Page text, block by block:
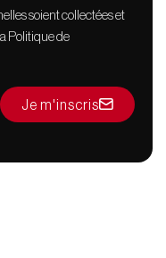
soient collectées et
Politique de
Je m'inscris